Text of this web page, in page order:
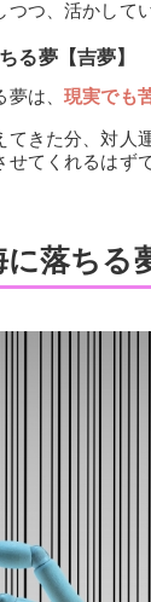
つ、活かして
る夢【吉夢】
夢は、現実でも
てきた分、対人
せてくれるはず
に落ちる